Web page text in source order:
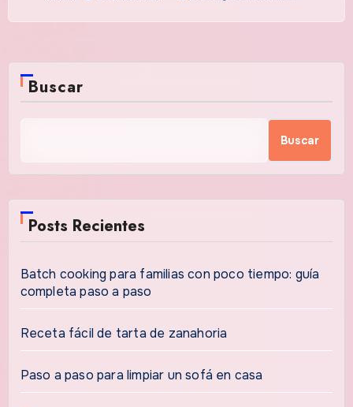
Buscar
Buscar
Posts Recientes
Batch cooking para familias con poco tiempo: guía
completa paso a paso
Receta fácil de tarta de zanahoria
Paso a paso para limpiar un sofá en casa